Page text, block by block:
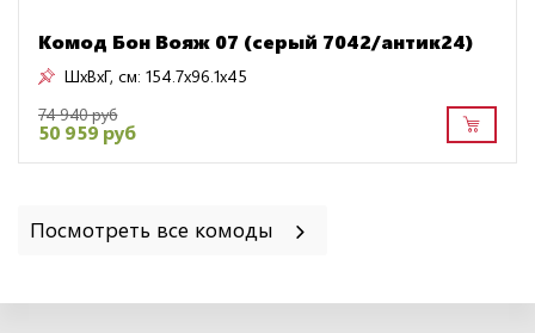
Комод Бон Вояж 07 (серый 7042/антик24)
ШxВxГ, см: 154.7x96.1x45
74 940 руб
50 959 руб
Посмотреть все комоды